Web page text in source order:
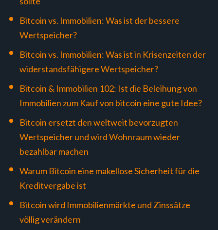
Bitcoin vs. Immobilien: Was ist der bessere
Wertspeicher?
Bitcoin vs. Immobilien: Was ist in Krisenzeiten der
widerstandsfähigere Wertspeicher?
Bitcoin & Immobilien 102: Ist die Beleihung von
Immobilien zum Kauf von bitcoin eine gute Idee?
Bitcoin ersetzt den weltweit bevorzugten
Wertspeicher und wird Wohnraum wieder
bezahlbar machen
Warum Bitcoin eine makellose Sicherheit für die
Kreditvergabe ist
Bitcoin wird Immobilienmärkte und Zinssätze
völlig verändern